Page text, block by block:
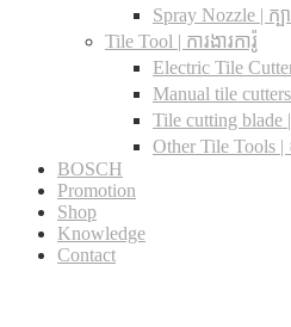
Spray Nozzle |
Tile Tool | ការងារការ៉ូ
Electric Tile
Manual tile cutters
Tile cutting blade |
Other Tile Tools
BOSCH
Promotion
Shop
Knowledge
Contact